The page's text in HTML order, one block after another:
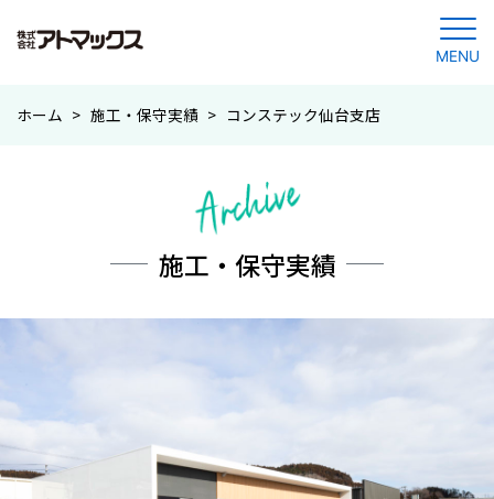
す
る
MENU
ホーム > 施工・保守実績 > コンステック仙台支店
施工・保守実績